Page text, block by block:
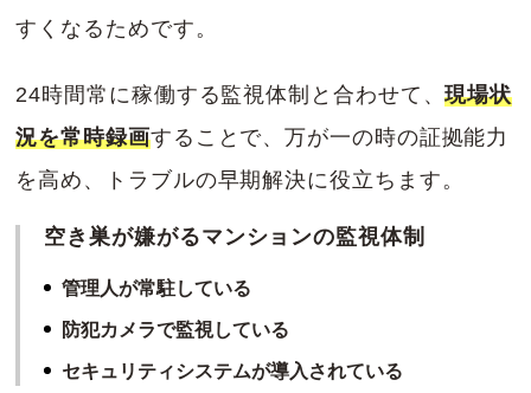
すくなるためです。
24時間常に稼働する監視体制と合わせて、現場状
況を常時録画することで、万が一の時の証拠能力
を高め、トラブルの早期解決に役立ちます。
空き巣が嫌がるマンションの監視体制
管理人が常駐している
防犯カメラで監視している
セキュリティシステムが導入されている